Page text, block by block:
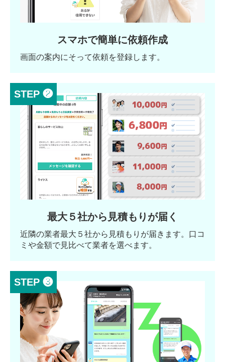
スマホで簡単に依頼作成
画面の案内にそって依頼を登録します。
STEP ❷
最大５社から見積もりが届く
近隣の業者最大５社から見積もりが届きます。口コ
ミや金額で見比べて業者を選べます。
STEP ❸